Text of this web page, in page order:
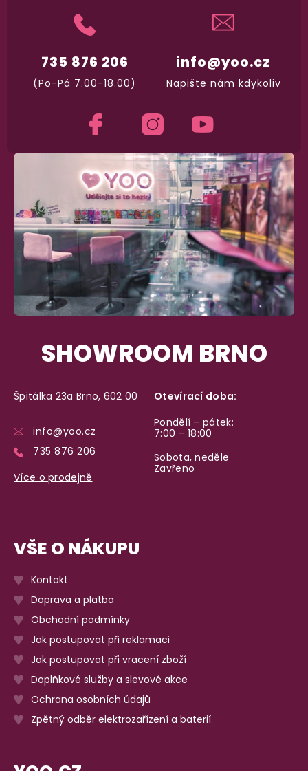
info@yoo.cz
Napište nám kdykoliv
735 876 206
(Po-Pá 7.00-18.00)
SHOWROOM BRNO
Špitálka 23a Brno, 602 00
info@yoo.cz
735 876 206
Více o prodejně
Otevírací doba:
Pondělí – pátek:
7:00 – 18:00
Sobota, neděle
Zavřeno
VŠE O NÁKUPU
Kontakt
Doprava a platba
Obchodní podmínky
Jak postupovat při reklamaci
Jak postupovat při vracení zboží
Doplňkové služby a slevové akce
Ochrana osobních údajů
Zpětný odběr elektrozařízení a baterií